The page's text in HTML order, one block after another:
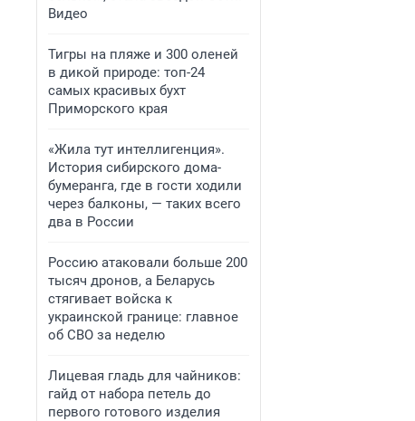
Видео
Тигры на пляже и 300 оленей
в дикой природе: топ-24
самых красивых бухт
Приморского края
«Жила тут интеллигенция».
История сибирского дома-
бумеранга, где в гости ходили
через балконы, — таких всего
два в России
Россию атаковали больше 200
тысяч дронов, а Беларусь
стягивает войска к
украинской границе: главное
об СВО за неделю
Лицевая гладь для чайников:
гайд от набора петель до
первого готового изделия